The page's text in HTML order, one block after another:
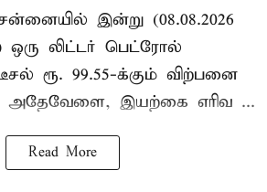
இன்று (08.08.2026
ஒரு லிட்டர் பெட்ரோல்
டீசல் ரூ. 99.55-க்கும் விற்பனை
அதேவேளை, இயற்கை எரிவ ...
Read More